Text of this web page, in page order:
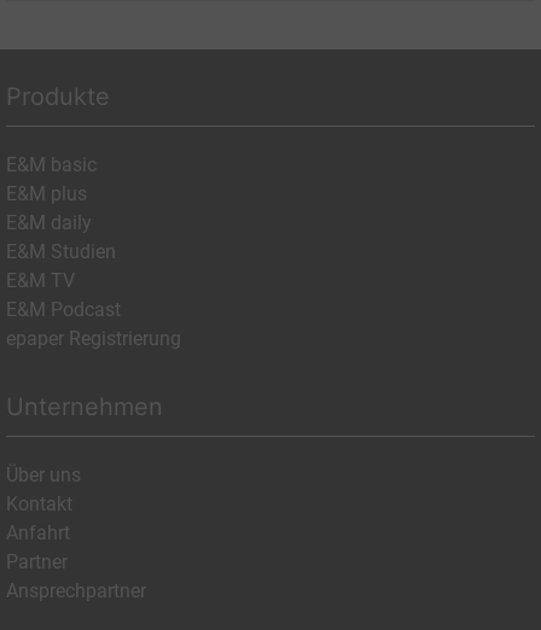
Produkte
E&M basic
E&M plus
E&M daily
E&M Studien
E&M TV
E&M Podcast
epaper Registrierung
Unternehmen
Über uns
Kontakt
Anfahrt
Partner
Ansprechpartner